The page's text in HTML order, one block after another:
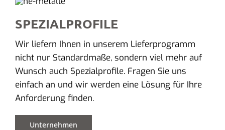
SPEZIALPROFILE
Wir liefern Ihnen in unserem Lieferprogramm
nicht nur Standardmaße, sondern viel mehr auf
Wunsch auch Spezialprofile. Fragen Sie uns
einfach an und wir werden eine Lösung für Ihre
Anforderung finden.
Unternehmen